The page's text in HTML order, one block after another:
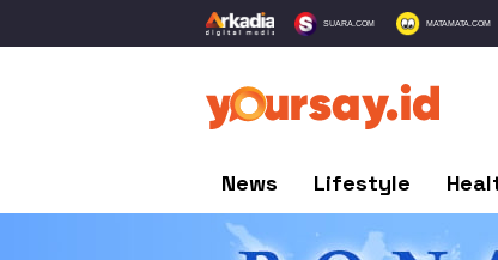
SUARA.COM MATAMATA.COM
News Lifestyle